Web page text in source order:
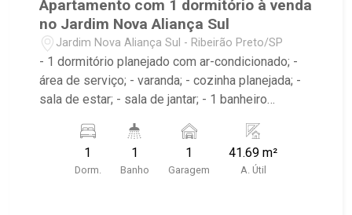
Apartamento com 1 dormitório à venda
no Jardim Nova Aliança Sul
Jardim Nova Aliança Sul - Ribeirão Preto/SP
- 1 dormitório planejado com ar-condicionado; -
área de serviço; - varanda; - cozinha planejada; -
sala de estar; - sala de jantar; - 1 banheiro
de Açúcar, McDonald`s, Blend Coliving
1
Dorm.
1
Banho
1
Garagem
41.69 m²
A. Útil